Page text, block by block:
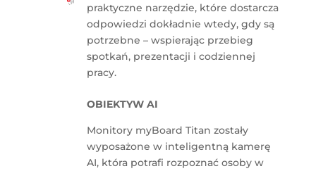
praktyczne narzędzie, które dostarcza
odpowiedzi dokładnie wtedy, gdy są
potrzebne – wspierając przebieg
spotkań, prezentacji i codziennej
pracy.
OBIEKTYW AI
Monitory myBoard Titan zostały
wyposażone w inteligentną kamerę
AI, która potrafi rozpoznać osoby w